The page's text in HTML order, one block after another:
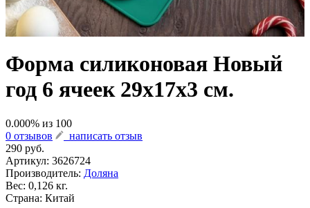
Форма силиконовая Новый
год 6 ячеек 29х17х3 см.
0.000% из 100
0 отзывов
написать отзыв
290 руб.
Артикул: 3626724
Производитель: Доляна
Вес: 0,126 кг.
Страна: Китай